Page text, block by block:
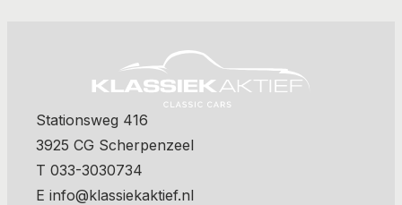
Stationsweg 416
3925 CG Scherpenzeel
T 033-3030734
E info@klassiekaktief.nl